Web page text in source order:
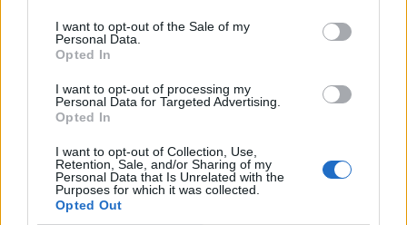
I want to opt-out of the Sale of my
Personal Data.
Opted In
I want to opt-out of processing my
Personal Data for Targeted Advertising.
Opted In
I want to opt-out of Collection, Use,
Retention, Sale, and/or Sharing of my
Personal Data that Is Unrelated with the
Purposes for which it was collected.
Opted Out